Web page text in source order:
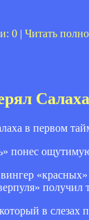
0 | Читать
понес
«красных»
в слезах